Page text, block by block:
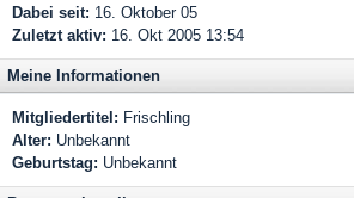
Dabei seit: 16. Oktober 05
Zuletzt aktiv: 16. Okt 2005 13:54
Meine Informationen
Mitgliedertitel: Frischling
Alter: Unbekannt
Geburtstag: Unbekannt